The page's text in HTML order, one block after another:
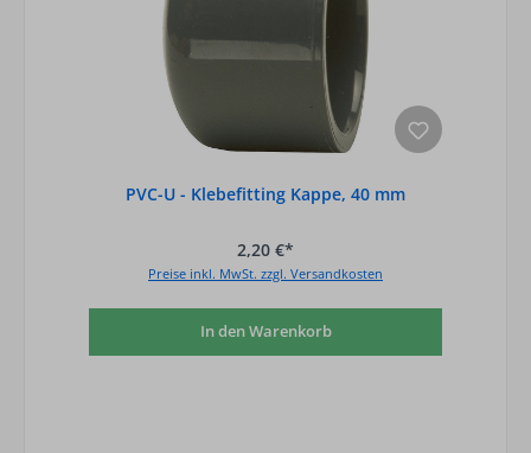
PVC-U - Klebefitting Kappe, 40 mm
2,20 €*
Preise inkl. MwSt. zzgl. Versandkosten
In den Warenkorb